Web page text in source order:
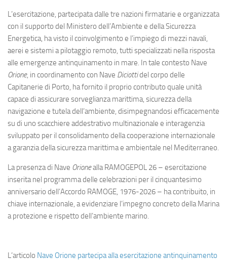
L’esercitazione, partecipata dalle tre nazioni firmatarie e organizzata
con il supporto del Ministero dell’Ambiente e della Sicurezza
Energetica, ha visto il coinvolgimento e l’impiego di mezzi navali,
aerei e sistemi a pilotaggio remoto, tutti specializzati nella risposta
alle emergenze antinquinamento in mare. In tale contesto Nave
Orione, in coordinamento con Nave Diciottidel corpo delle
Capitanerie di Porto, ha fornito il proprio contributo quale unità
capace di assicurare sorveglianza marittima, sicurezza della
navigazione e tutela dell’ambiente, disimpegnandosi efficacemente
su di uno scacchiere addestrativo multinazionale e interagenzia
sviluppato per il consolidamento della cooperazione internazionale
a garanzia della sicurezza marittima e ambientale nel Mediterraneo.
La presenza di Nave Orionealla RAMOGEPOL 26 – esercitazione
inserita nel programma delle celebrazioni per il cinquantesimo
anniversario dell’Accordo RAMOGE, 1976-2026 – ha contribuito, in
chiave internazionale, a evidenziare l’impegno concreto della Marina
a protezione e rispetto dell’ambiente marino.​
L’articolo Nave Orione partecipa alla esercitazione antinquinamento